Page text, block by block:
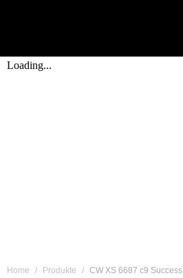
Loading...
Home Produkte CW XS 6687 c9 Success